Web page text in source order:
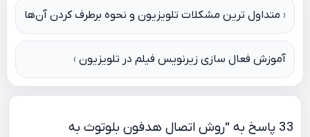
راهبری
نوشته
متداول ترین مشکلات تلویزیون و نحوه برطرف کردن آن‌ها
آموزش فعال سازی زیرنویس فیلم در تلویزیون
33 پاسخ به “روش اتصال هدفون بلوتوث به